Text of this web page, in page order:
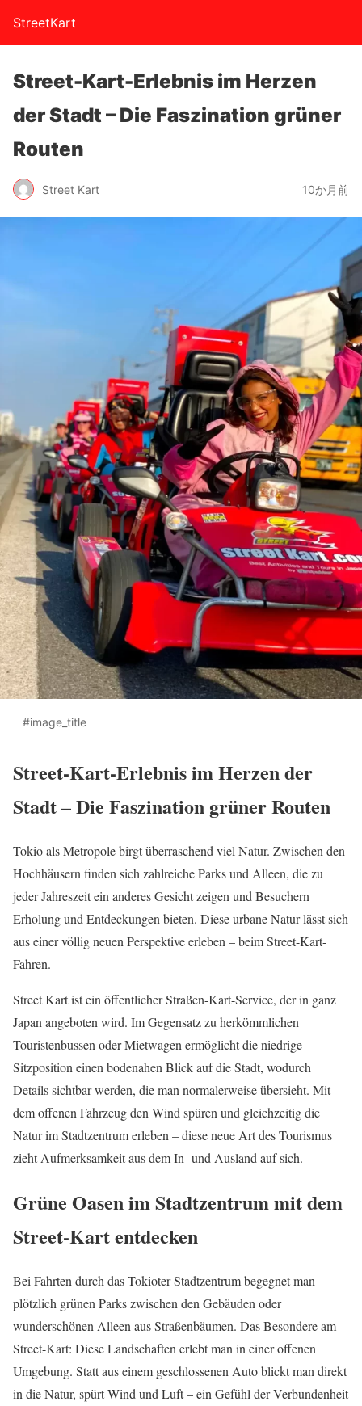
StreetKart
Street-Kart-Erlebnis im Herzen
der Stadt – Die Faszination grüner
Routen
Street Kart 10か月前
#image_title
Street-Kart-Erlebnis im Herzen der
Stadt – Die Faszination grüner Routen
Tokio als Metropole birgt überraschend viel Natur. Zwischen den
Hochhäusern finden sich zahlreiche Parks und Alleen, die zu
jeder Jahreszeit ein anderes Gesicht zeigen und Besuchern
Erholung und Entdeckungen bieten. Diese urbane Natur lässt sich
aus einer völlig neuen Perspektive erleben – beim Street-Kart-
Fahren.
Street Kart ist ein öffentlicher Straßen-Kart-Service, der in ganz
Japan angeboten wird. Im Gegensatz zu herkömmlichen
Touristenbussen oder Mietwagen ermöglicht die niedrige
Sitzposition einen bodenahen Blick auf die Stadt, wodurch
Details sichtbar werden, die man normalerweise übersieht. Mit
dem offenen Fahrzeug den Wind spüren und gleichzeitig die
Natur im Stadtzentrum erleben – diese neue Art des Tourismus
zieht Aufmerksamkeit aus dem In- und Ausland auf sich.
Grüne Oasen im Stadtzentrum mit dem
Street-Kart entdecken
Bei Fahrten durch das Tokioter Stadtzentrum begegnet man
plötzlich grünen Parks zwischen den Gebäuden oder
wunderschönen Alleen aus Straßenbäumen. Das Besondere am
Street-Kart: Diese Landschaften erlebt man in einer offenen
Umgebung. Statt aus einem geschlossenen Auto blickt man direkt
in die Natur, spürt Wind und Luft – ein Gefühl der Verbundenheit